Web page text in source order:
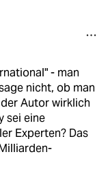
- man
nicht, ob man
Autor wirklich
sei eine
Experten? Das